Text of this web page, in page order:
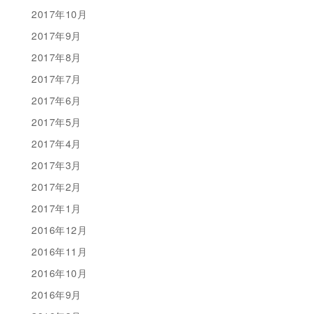
2017年10月
2017年9月
2017年8月
2017年7月
2017年6月
2017年5月
2017年4月
2017年3月
2017年2月
2017年1月
2016年12月
2016年11月
2016年10月
2016年9月